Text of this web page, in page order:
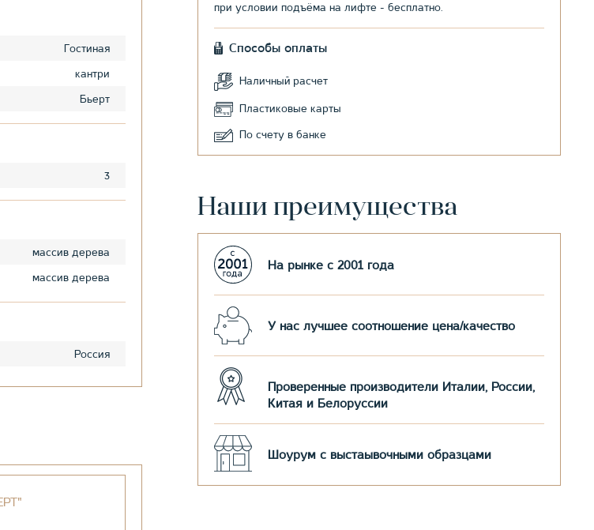
при условии подъёма на лифте - бесплатно.
Способы оплаты
Наличный расчет
Пластиковые карты
По счету в банке
Наши преимущества
На рынке с 2001 года
У нас лучшее соотношение цена/качество
Проверенные производители Италии, России,
Китая и Белоруссии
Шоурум с выстаывочными образцами
Гостиная
кантри
Бьерт
3
массив дерева
массив дерева
Россия